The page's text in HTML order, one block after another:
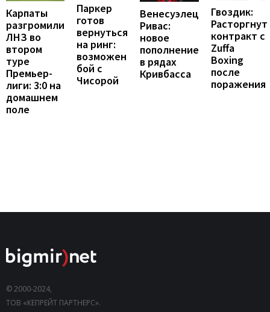
Карпаты
разгромили
ЛНЗ во
втором
туре
Премьер-
лиги: 3:0 на
домашнем
поле
Паркер
готов
вернуться
на ринг:
возможен
бой с
Чисорой
Венесуэлец
Ривас:
новое
пополнение
в рядах
Кривбасса
Гвоздик:
Расторгнут
контракт с
Zuffa
Boxing
после
поражения
© 2000-2024,
ТОВ «КЕПРЕЙТ ПАРТНЕРС».